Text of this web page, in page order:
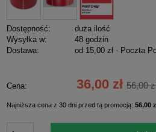
Dostępność:
duża ilość
Wysyłka w:
48 godzin
Dostawa:
od 15,00 zł - Poczta
Cena nie zawiera ewentualnych
Cena: 36,00 zł 56,00
Najniższa cena z 30 dni przed tą promocją: 56,00